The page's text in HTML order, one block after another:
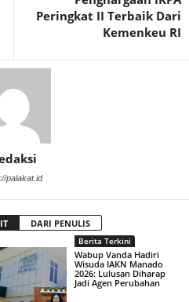
Peringkat II Terbaik Dari
Kemenkeu RI
palakat.id
DARI PENULIS
Berita Terkini
Wabup Vanda Hadiri
Wisuda IAKN Manado
2026: Lulusan Diharap
Jadi Agen Perubahan